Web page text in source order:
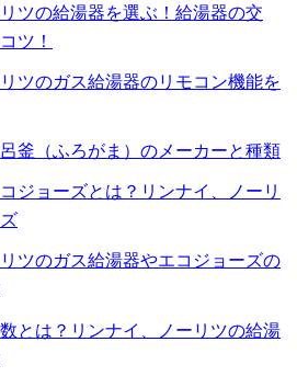
ツの給湯器を選ぶ！給湯器の交
ツ！
ツのガス給湯器のリモコン機能を
釜（ふろがま）のメーカーと種類
ジョーズとは？リンナイ、ノーリ
ツのガス給湯器やエコジョーズの
とは？リンナイ、ノーリツの給湯